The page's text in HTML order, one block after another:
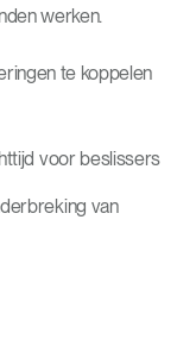
werken.
te koppelen
voor beslissers
van